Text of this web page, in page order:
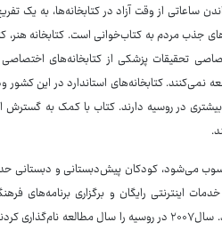
ساعاتی از وقت آزاد در کتابخانه‌ها، به یک
جذب مردم به کتاب‌خوانی است. کتابخانه هنر،
تحقیقات پزشکی از کتابخانه‌های
نمی‌کنند. کتابخانه‌های استاندارد در این کشور
بیشتری در روسیه دارند. کتاب با کمک به
می‌شود، کودکان پیش‌دبستانی و دبستانی
اینترنتی رایگان و برگزاری برنامه‌های
مراجعه‌کنندگان در کتابخانه‌های روسیه ارائه می‌شود. سال۲۰۰۷ در